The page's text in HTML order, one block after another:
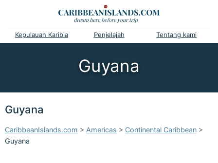
Kepulauan Karibia Penjelajah Tentang kami
Guyana
Guyana
CaribbeanIslands.com > Americas > Continental Caribbean >
Guyana